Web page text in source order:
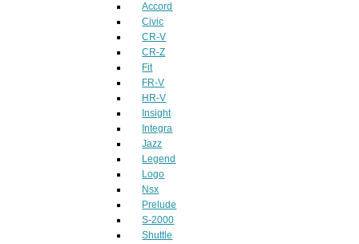
Accord
Civic
CR-V
CR-Z
Fit
FR-V
HR-V
Insight
Integra
Jazz
Legend
Logo
Nsx
Prelude
S-2000
Shuttle